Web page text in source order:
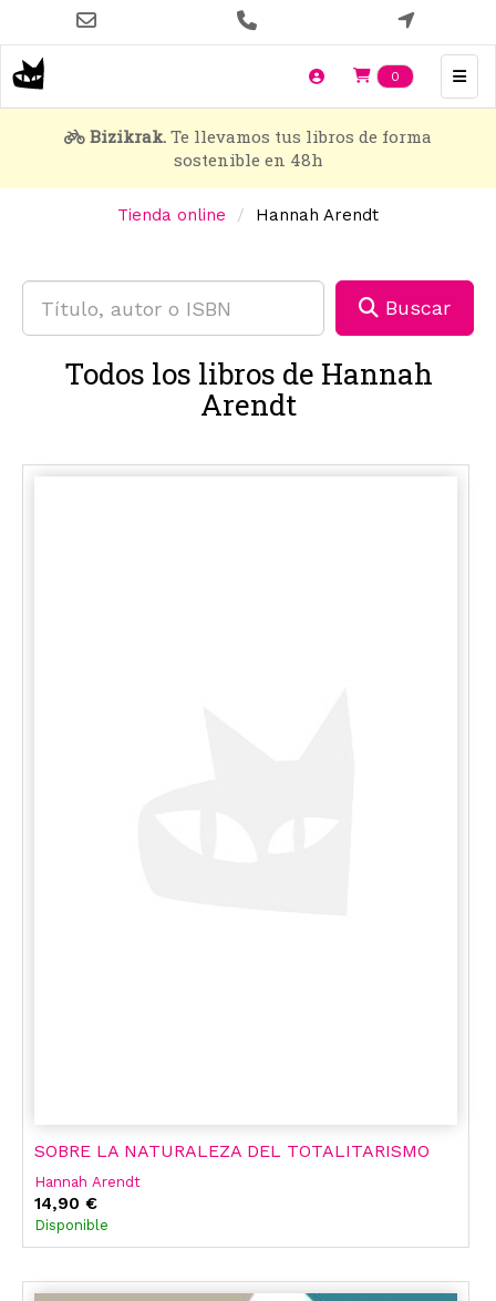
contenido
principal
0 Items en
Bizikrak. Te llevamos tus libros de forma
sostenible en 48h
Tienda online Hannah Arendt
Buscar
Todos los libros de Hannah
Arendt
SOBRE LA NATURALEZA DEL TOTALITARISMO
Hannah Arendt
14,90 €
Disponible